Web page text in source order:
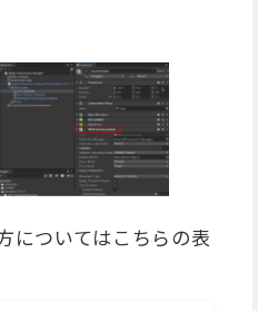
についてはこちらの表